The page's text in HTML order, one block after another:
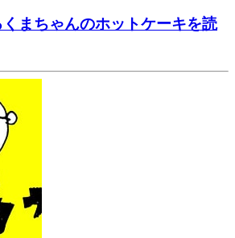
まちゃんのホットケーキを読